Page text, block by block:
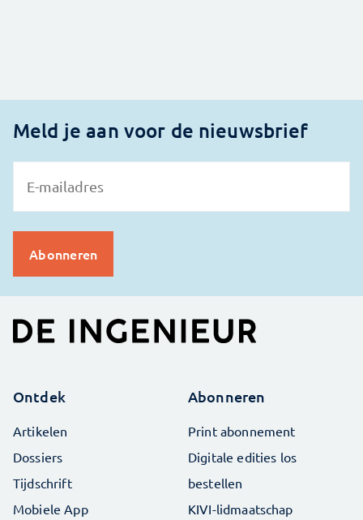
Meld je aan voor de nieuwsbrief
Ontdek
Artikelen
Dossiers
Tijdschrift
Mobiele App
Abonneren
Print abonnement
Digitale edities los
bestellen
KIVI-lidmaatschap